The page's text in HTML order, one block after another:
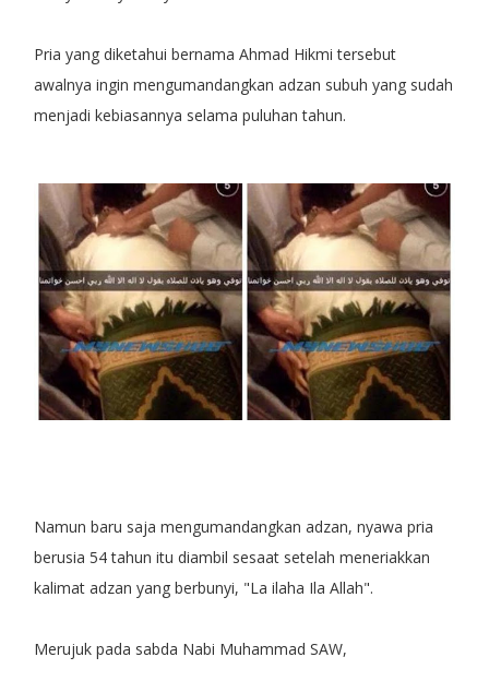
Pria yang diketahui bernama Ahmad Hikmi tersebut
awalnya ingin mengumandangkan adzan subuh yang sudah
menjadi kebiasannya selama puluhan tahun.
Namun baru saja mengumandangkan adzan, nyawa pria
berusia 54 tahun itu diambil sesaat setelah meneriakkan
kalimat adzan yang berbunyi, "La ilaha Ila Allah".
Merujuk pada sabda Nabi Muhammad SAW,